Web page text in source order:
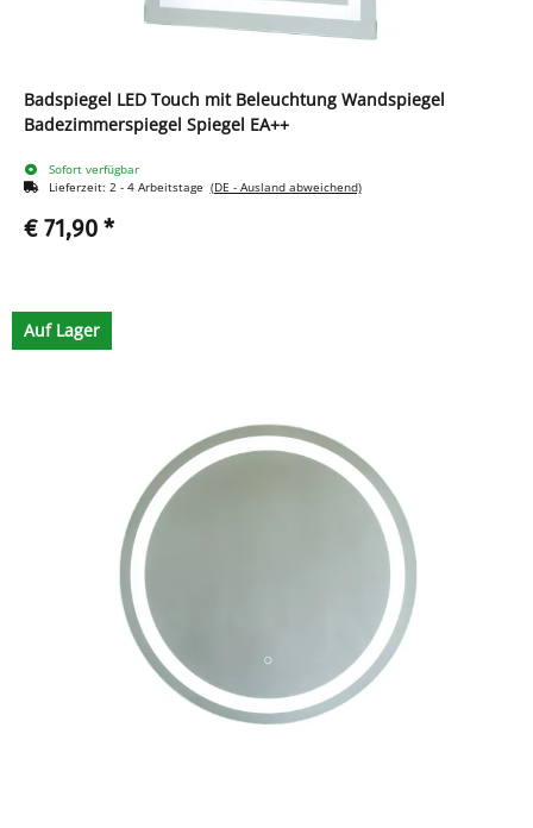
Badspiegel LED Touch mit Beleuchtung Wandspiegel
Badezimmerspiegel Spiegel EA++
Sofort verfügbar
Lieferzeit: 2 - 4 Arbeitstage (DE - Ausland abweichend)
€ 71,90 *
Auf Lager